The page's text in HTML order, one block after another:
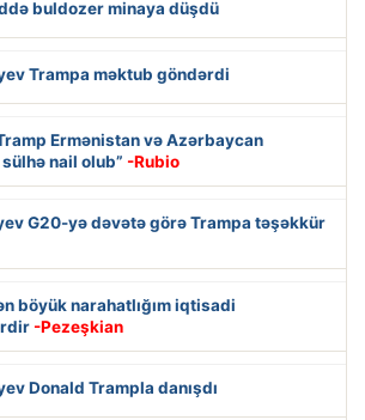
buldozer minaya düşdü
Trampa məktub göndərdi
Ermənistan və Azərbaycan
nail olub” -Rubio
G20-yə dəvətə görə Trampa təşəkkür
böyük narahatlığım iqtisadi
-Pezeşkian
Donald Trampla danışdı